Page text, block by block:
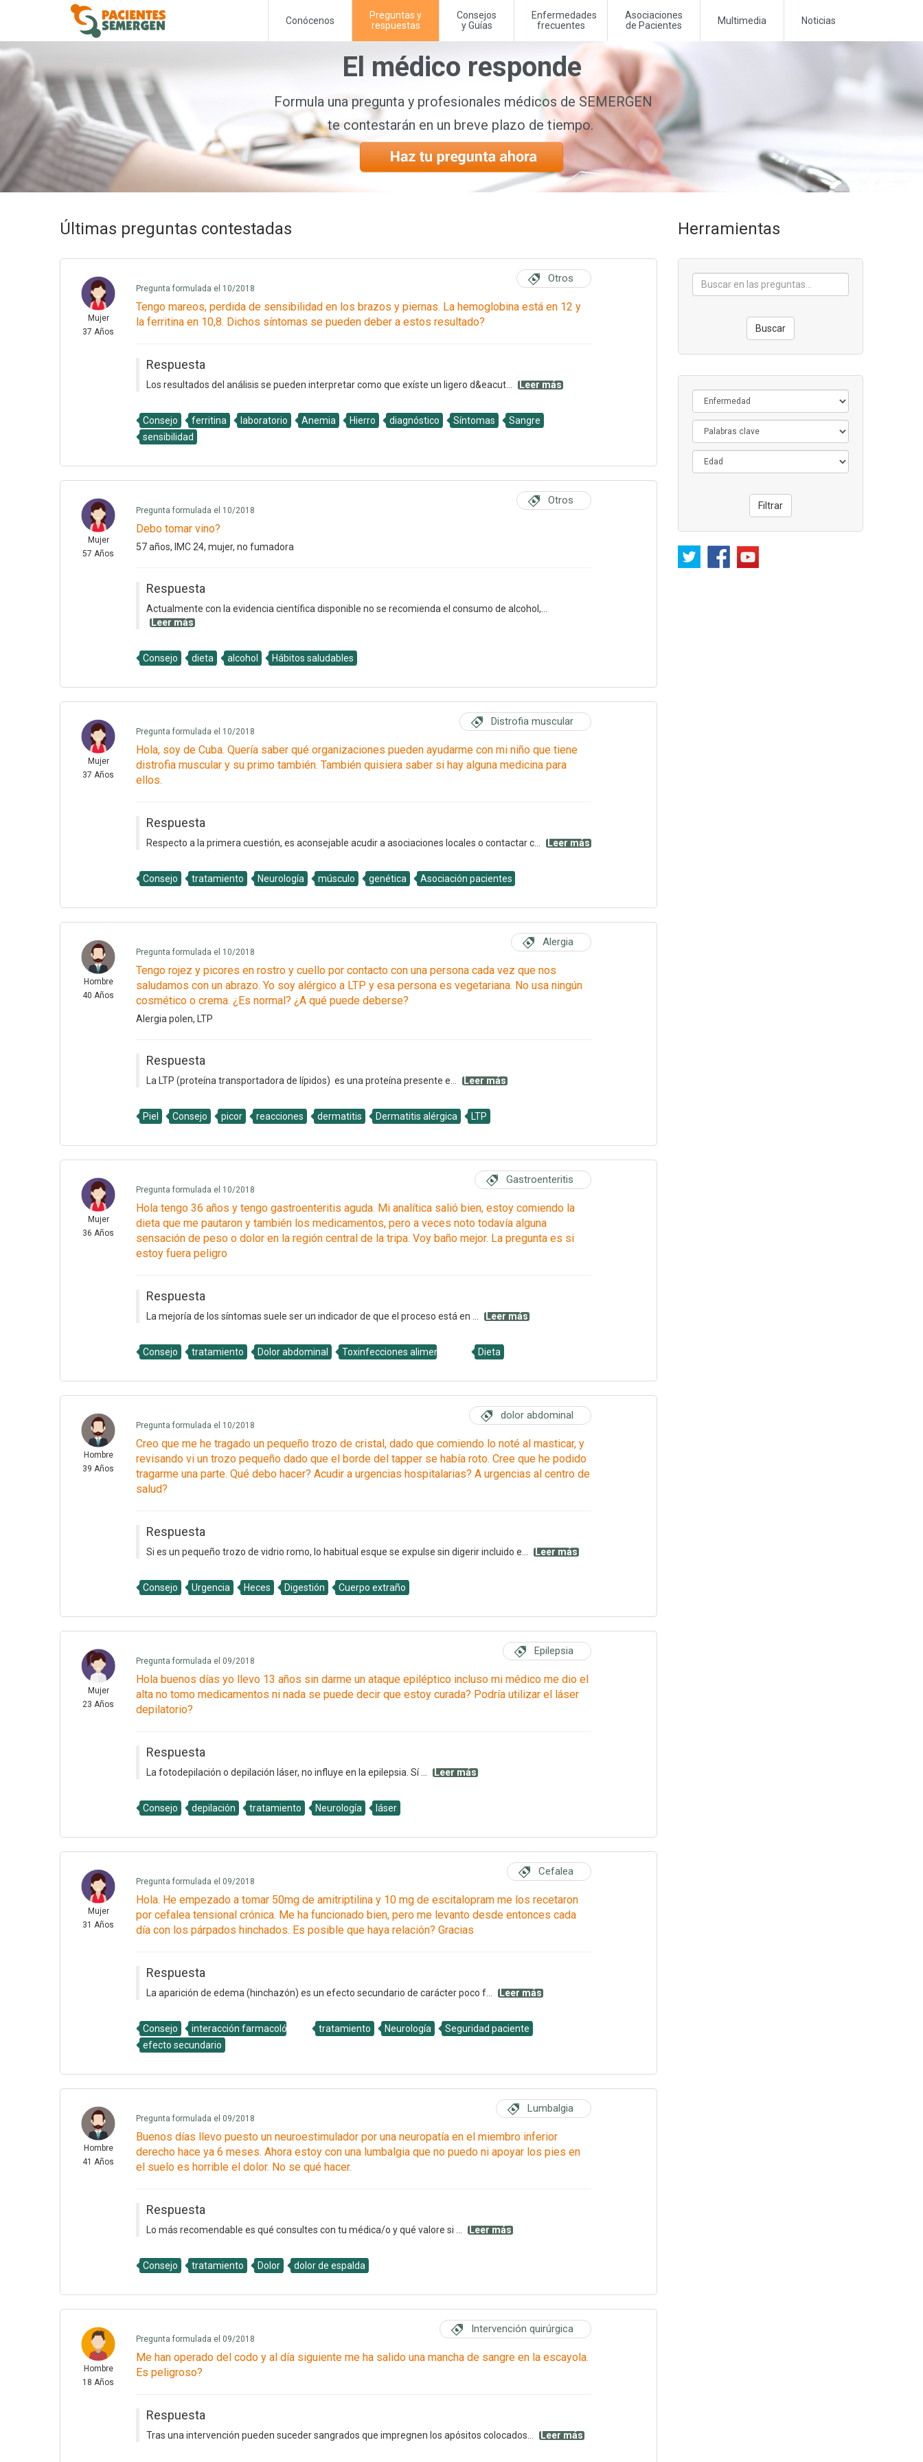
Conócenos
Preguntas y
respuestas
Consejos
y Guías
Enfermedades
frecuentes
Asociaciones
de Pacientes
Multimedia Noticias
El médico responde
Formula una pregunta y profesionales médicos de SEMERGEN
te contestarán en un breve plazo de tiempo.
Últimas preguntas contestadas
Mujer
37 Años
Pregunta formulada el 10/2018
Otros
Tengo mareos, perdida de sensibilidad en los brazos y piernas. La hemoglobina está en 12 y
la ferritina en 10,8. Dichos síntomas se pueden deber a estos resultado?
Respuesta
Los resultados del análisis se pueden interpretar como que exíste un ligero d&eacut... Leer más
Consejo ferritina laboratorio Anemia Hierro diagnóstico Síntomas
Sangre
sensibilidad
Mujer
57 Años
Pregunta formulada el 10/2018
Otros
Debo tomar vino?
57 años, IMC 24, mujer, no fumadora
Respuesta
Actualmente con la evidencia científica disponible no se recomienda el consumo de alcohol,...
Leer más
Consejo dieta alcohol Hábitos saludables
Mujer
37 Años
Pregunta formulada el 10/2018
Distrofia muscular
Hola, soy de Cuba. Quería saber qué organizaciones pueden ayudarme con mi niño que tiene
distrofia muscular y su primo también. También quisiera saber si hay alguna medicina para
ellos.
Respuesta
Respecto a la primera cuestión, es aconsejable acudir a asociaciones locales o contactar c... Leer más
Consejo tratamiento Neurología músculo genética Asociación pacientes
Hombre
40 Años
Pregunta formulada el 10/2018
Alergia
Tengo rojez y picores en rostro y cuello por contacto con una persona cada vez que nos
saludamos con un abrazo. Yo soy alérgico a LTP y esa persona es vegetariana. No usa ningún
cosmético o crema. ¿Es normal? ¿A qué puede deberse?
Alergia polen, LTP
Respuesta
La LTP (proteína transportadora de lípidos) es una proteína presente e... Leer más
Piel Consejo picor reacciones dermatitis Dermatitis alérgica LTP
Mujer
36 Años
Pregunta formulada el 10/2018
Gastroenteritis
Hola tengo 36 años y tengo gastroenteritis aguda. Mi analítica salió bien, estoy comiendo la
dieta que me pautaron y también los medicamentos, pero a veces noto todavía alguna
sensación de peso o dolor en la región central de la tripa. Voy baño mejor. La pregunta es si
estoy fuera peligro
Respuesta
La mejoría de los síntomas suele ser un indicador de que el proceso está en ... Leer más
Consejo tratamiento Dolor abdominal Toxinfecciones alimentarias Dieta
Hombre
39 Años
Pregunta formulada el 10/2018
dolor abdominal
Creo que me he tragado un pequeño trozo de cristal, dado que comiendo lo noté al masticar, y
revisando vi un trozo pequeño dado que el borde del tapper se había roto. Cree que he podido
tragarme una parte. Qué debo hacer? Acudir a urgencias hospitalarias? A urgencias al centro de
salud?
Respuesta
Si es un pequeño trozo de vidrio romo, lo habitual esque se expulse sin digerir incluido e... Leer más
Consejo Urgencia Heces Digestión Cuerpo extraño
Mujer
23 Años
Pregunta formulada el 09/2018
Epilepsia
Hola buenos días yo llevo 13 años sin darme un ataque epiléptico incluso mi médico me dio el
alta no tomo medicamentos ni nada se puede decir que estoy curada? Podría utilizar el láser
depilatorio?
Respuesta
La fotodepilación o depilación láser, no influye en la epilepsia. Sí ... Leer más
Consejo depilación tratamiento Neurología láser
Mujer
31 Años
Pregunta formulada el 09/2018
Cefalea
Hola. He empezado a tomar 50mg de amitriptilina y 10 mg de escitalopram me los recetaron
por cefalea tensional crónica. Me ha funcionado bien, pero me levanto desde entonces cada
día con los párpados hinchados. Es posible que haya relación? Gracias
Respuesta
La aparición de edema (hinchazón) es un efecto secundario de carácter poco f... Leer más
Consejo interacción farmacológica tratamiento Neurología
Seguridad paciente
efecto secundario
Hombre
41 Años
Pregunta formulada el 09/2018
Lumbalgia
Buenos días llevo puesto un neuroestimulador por una neuropatía en el miembro inferior
derecho hace ya 6 meses. Ahora estoy con una lumbalgia que no puedo ni apoyar los pies en
el suelo es horrible el dolor. No se qué hacer.
Respuesta
Lo más recomendable es qué consultes con tu médica/o y qué valore si ... Leer más
Consejo tratamiento Dolor dolor de espalda
Hombre
18 Años
Pregunta formulada el 09/2018
Intervención quirúrgica
Me han operado del codo y al día siguiente me ha salido una mancha de sangre en la escayola.
Es peligroso?
Respuesta
Tras una intervención pueden suceder sangrados que impregnen los apósitos colocados... Leer más
Herramientas
Buscar
Filtrar